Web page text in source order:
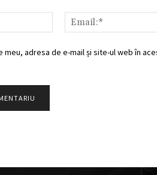
Nume:*
meu, adresa de e-mail și site-ul web în